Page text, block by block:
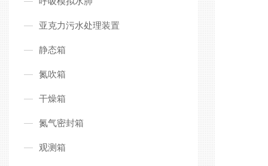
亚克力污水处理装置
静态箱
氮吹箱
干燥箱
氮气密封箱
观测箱